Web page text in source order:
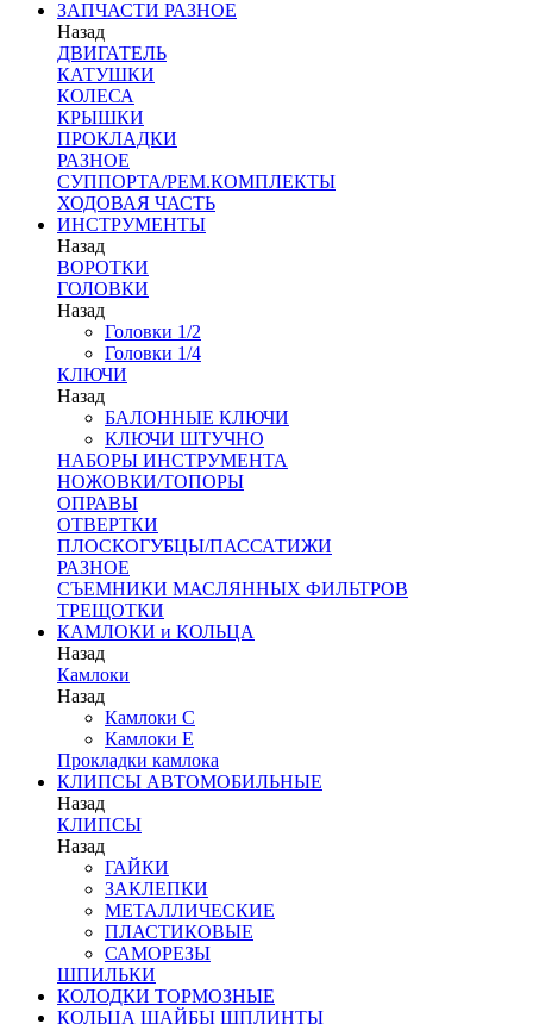
ЗАПЧАСТИ РАЗНОЕ
Назад
ДВИГАТЕЛЬ
КАТУШКИ
КОЛЕСА
КРЫШКИ
ПРОКЛАДКИ
РАЗНОЕ
СУППОРТА/РЕМ.КОМПЛЕКТЫ
ХОДОВАЯ ЧАСТЬ
ИНСТРУМЕНТЫ
Назад
ВОРОТКИ
ГОЛОВКИ
Назад
Головки 1/2
Головки 1/4
КЛЮЧИ
Назад
БАЛОННЫЕ КЛЮЧИ
КЛЮЧИ ШТУЧНО
НАБОРЫ ИНСТРУМЕНТА
НОЖОВКИ/ТОПОРЫ
ОПРАВЫ
ОТВЕРТКИ
ПЛОСКОГУБЦЫ/ПАССАТИЖИ
РАЗНОЕ
СЪЕМНИКИ МАСЛЯННЫХ ФИЛЬТРОВ
ТРЕЩОТКИ
КАМЛОКИ и КОЛЬЦА
Назад
Камлоки
Назад
Камлоки C
Камлоки Е
Прокладки камлока
КЛИПСЫ АВТОМОБИЛЬНЫЕ
Назад
КЛИПСЫ
Назад
ГАЙКИ
ЗАКЛЕПКИ
МЕТАЛЛИЧЕСКИЕ
ПЛАСТИКОВЫЕ
САМОРЕЗЫ
ШПИЛЬКИ
КОЛОДКИ ТОРМОЗНЫЕ
КОЛЬЦА ШАЙБЫ ШПЛИНТЫ